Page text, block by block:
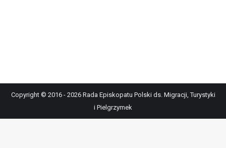
Copyright © 2016 - 2026 Rada Episkopatu Polski ds. Migracji, Turystyki
i Pielgrzymek